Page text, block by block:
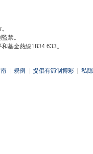
禁。
基金熱線1834 633。
規例 提倡有節制博彩 私